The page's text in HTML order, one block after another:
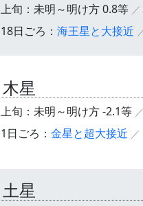
上旬：未明～明け方 0.8等
18日ごろ： 海王星と大接近
木星
上旬：未明～明け方 -2.1等
1日ごろ： 金星と超大接近
土星